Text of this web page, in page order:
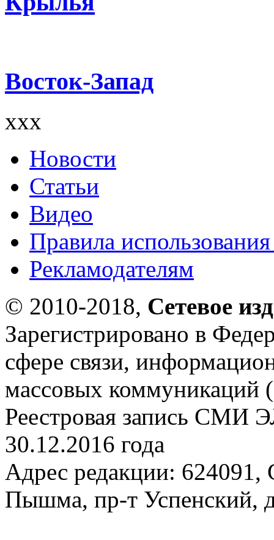
Восток-Запад
xxx
Новости
Статьи
Видео
Правила
Рекламодателям
© 2010-2018, Сетевое
Зарегистрировано в
сфере связи,
массовых коммуникаций
Реестровая запись СМИ
30.12.2016 года
Адрес редакции: 624091,
Пышма, пр-т Успенский,